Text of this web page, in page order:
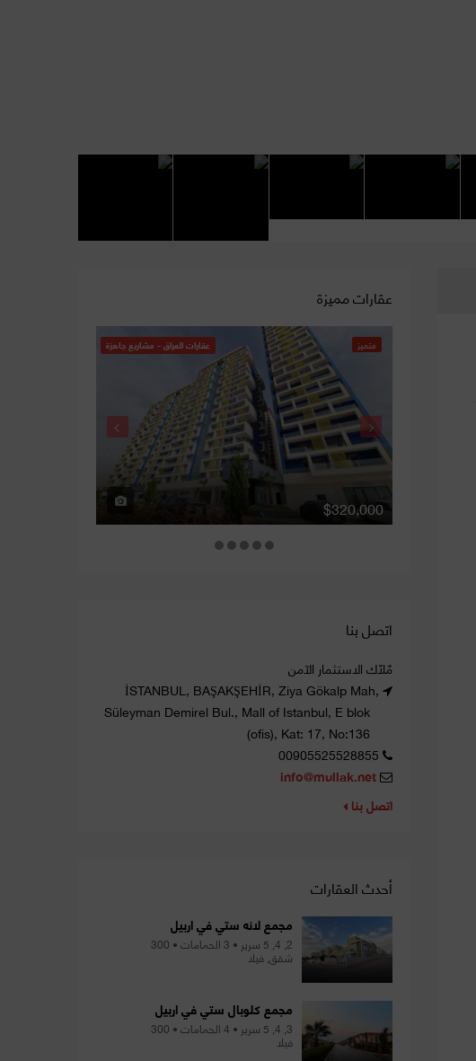
عقارات مميزة
متميز عقارات العراق - مشاريع جاهزة
$320,000
اتصل بنا
مٌلاّك الاستثمار الآمن
İSTANBUL, BAŞAKŞEHİR, Ziya Gökalp Mah,
Süleyman Demirel Bul., Mall of Istanbul, E blok
(ofis), Kat: 17, No:136
info@mullak.net
اتصل بنا
أحدث العقارات
مجمع لانه ستي في اربيل
2, 4, 5 سرير • 3 الحمامات • 300
شقق, فيلا
مجمع كلوبال ستي في اربيل
3, 4, 5 سرير • 4 الحمامات • 300
فيلا